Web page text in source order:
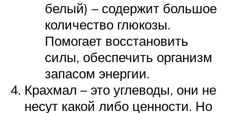
белый) – содержит большое
количество глюкозы.
Помогает восстановить
силы, обеспечить организм
запасом энергии.
Крахмал – это углеводы, они не
несут какой либо ценности. Но